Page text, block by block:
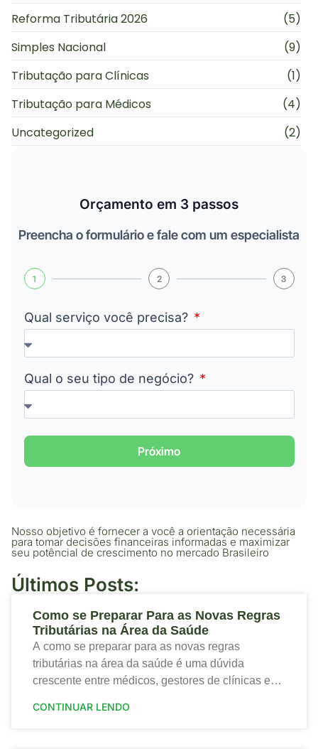
Reforma Tributária 2026
(5)
Simples Nacional
(9)
Tributação para Clínicas
(1)
Tributação para Médicos
(4)
Uncategorized
(2)
Orçamento em 3 passos
Preencha o formulário e fale com um especialista
1 2 3
Qual serviço você precisa?
Qual o seu tipo de negócio?
Próximo
Nosso objetivo é fornecer a você a orientação necessária
para tomar decisões financeiras informadas e maximizar
seu potêncial de crescimento no mercado Brasileiro
Últimos Posts:
Como se Preparar Para as Novas Regras
Tributárias na Área da Saúde
A como se preparar para as novas regras
tributárias na área da saúde é uma dúvida
crescente entre médicos, gestores de clínicas e
financeira
CONTINUAR LENDO